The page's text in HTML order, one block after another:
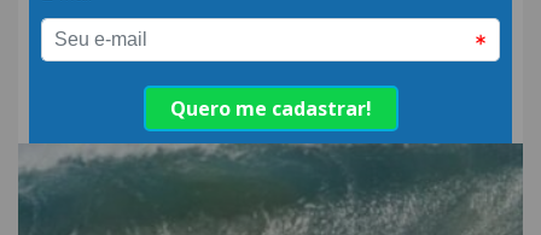
inadequadas, ou optar pelo neutro quando
a situação exige maior poder de limpeza,
pode causar corrosão […]